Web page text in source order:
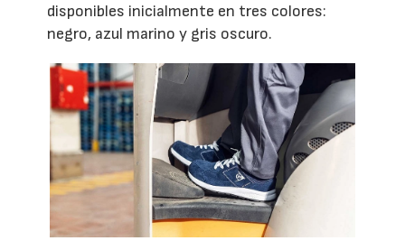
disponibles inicialmente en tres colores:
negro, azul marino y gris oscuro.